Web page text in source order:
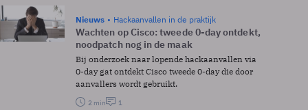
Nieuws Hackaanvallen in de praktijk
Wachten op Cisco: tweede 0-day ontdekt,
noodpatch nog in de maak
Bij onderzoek naar lopende hackaanvallen via
0-day gat ontdekt Cisco tweede 0-day die door
aanvallers wordt gebruikt.
2 min 1